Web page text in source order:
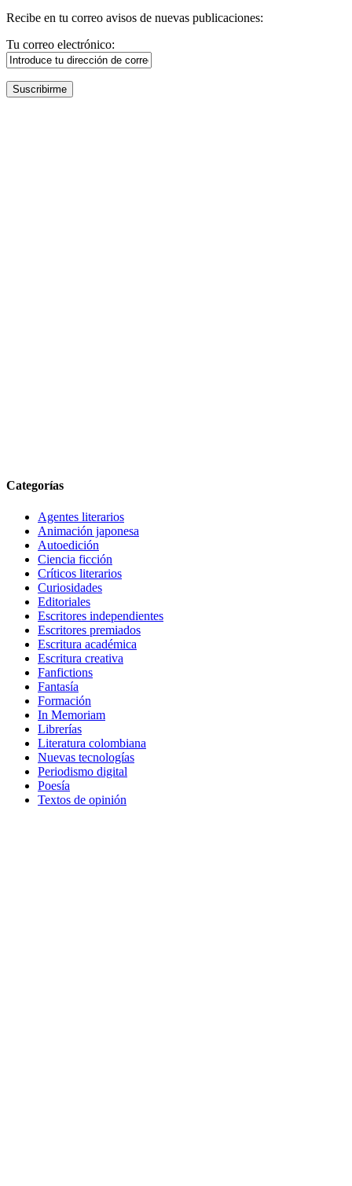
Recibe en tu correo avisos de nuevas publicaciones:
Tu correo electrónico:
Categorías
Agentes literarios
Animación japonesa
Autoedición
Ciencia ficción
Críticos literarios
Curiosidades
Editoriales
Escritores independientes
Escritores premiados
Escritura académica
Escritura creativa
Fanfictions
Fantasía
Formación
In Memoriam
Librerías
Literatura colombiana
Nuevas tecnologías
Periodismo digital
Poesía
Textos de opinión